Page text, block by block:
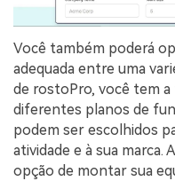
Você também poderá
adequada entre uma
de rostoPro, você tem
diferentes planos de
podem ser escolhidos
atividade e à sua marca.
opção de montar sua